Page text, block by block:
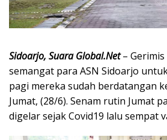
Sidoarjo, Suara Global.Net–
semangat para ASN Sidoarjo
pagi mereka sudah berdatangan
Jumat, (28/6). Senam rutin Jumat
digelar sejak Covid19 lalu sempat